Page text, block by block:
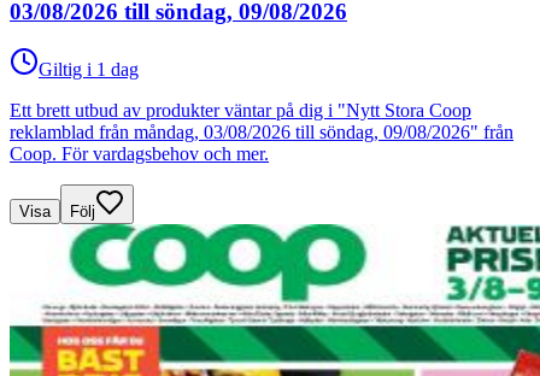
03/08/2026 till söndag, 09/08/2026
Giltig i 1 dag
Ett brett utbud av produkter väntar på dig i "Nytt Stora Coop
reklamblad från måndag, 03/08/2026 till söndag, 09/08/2026" från
Coop. För vardagsbehov och mer.
Visa Följ